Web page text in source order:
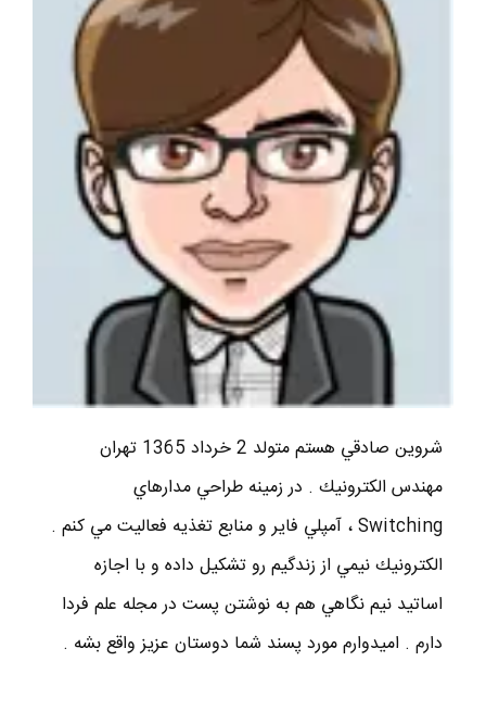
شروين صادقي هستم متولد 2 خرداد 1365 تهران
مهندس الكترونيك . در زمينه طراحي مدارهاي
Switching ، آمپلي فاير و منابع تغذيه فعاليت مي كنم .
الكترونيك نيمي از زندگيم رو تشكيل داده و با اجازه
اساتيد نيم نگاهي هم به نوشتن پست در مجله علم فردا
دارم . اميدوارم مورد پسند شما دوستان عزيز واقع بشه .